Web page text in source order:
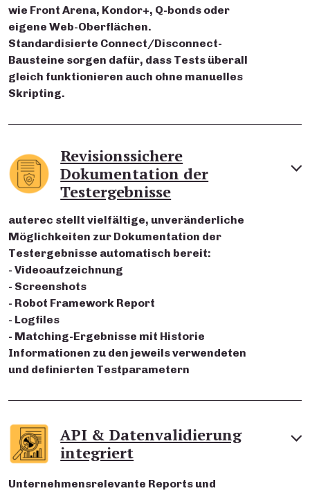
wie Front Arena, Kondor+, Q-bonds oder
eigene Web-Oberflächen.
Standardisierte Connect/Disconnect-
Bausteine sorgen dafür, dass Tests überall
gleich funktionieren auch ohne manuelles
Skripting.
Revisionssichere
Dokumentation der
Testergebnisse
auterec stellt vielfältige, unveränderliche
Möglichkeiten zur Dokumentation der
Testergebnisse automatisch bereit:
- Videoaufzeichnung
- Screenshots
- Robot Framework Report
- Logfiles
- Matching-Ergebnisse mit Historie
Informationen zu den jeweils verwendeten
und definierten Testparametern
API & Datenvalidierung
integriert
Unternehmensrelevante Reports und